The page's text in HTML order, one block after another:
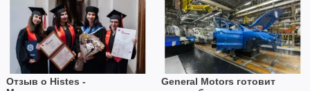
Отзыв о Histes -
General Motors готовит